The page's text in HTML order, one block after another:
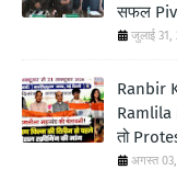
सफल
जुलाई 31,
Ranbir
Ramlila
तो
अगस्त